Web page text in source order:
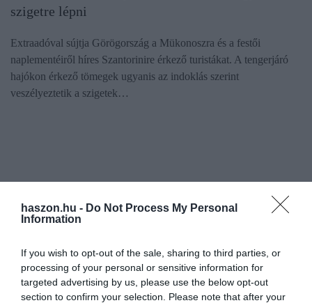
haszon.hu - Do Not Process My Personal
Information
If you wish to opt-out of the sale, sharing to third parties, or
processing of your personal or sensitive information for
targeted advertising by us, please use the below opt-out
section to confirm your selection. Please note that after your
szigetre lépni
Extraadóval sújtja Görögország a Mükonoszra és a festői
naplementéiről híres Szantorinire érkező turistákat. A tengerjáró
hajókon érkező tömegek ugyanis az indoklás szerint
veszélyeztetik a szigetek…